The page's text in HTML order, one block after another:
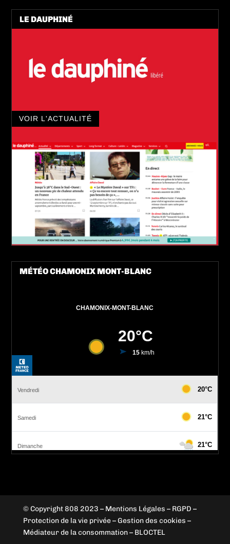
LE DAUPHINÉ
VOIR L'ACTUALITÉ
MÉTÉO CHAMONIX MONT-BLANC
© Copyright 808 2023 – Mentions Légales – RGPD –
Protection de la vie privée – Gestion des cookies –
Médiateur de la consommation – BLOCTEL